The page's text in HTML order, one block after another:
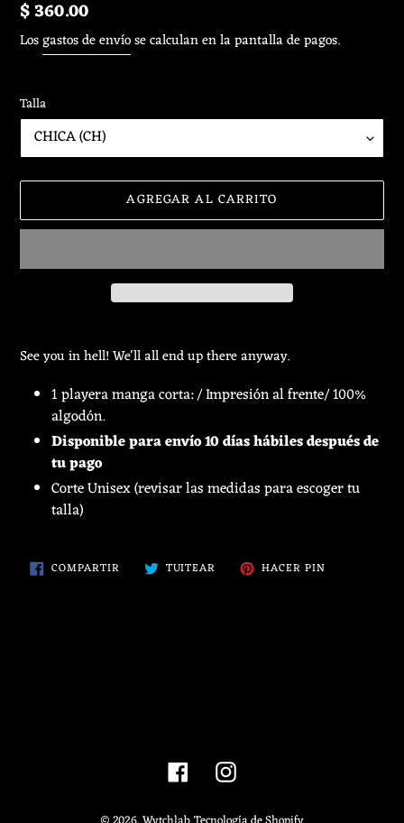
Precio
habitual
$ 360.00
Losgastos de envíose calculan en la pantalla de pagos.
Talla
AGREGAR AL CARRITO
el
producto
carrito
compra
See you in hell! We'll all end up there anyway.
1 playera manga corta: / Impresión al frente/ 100%
algodón.
Disponible para envío 10 días hábiles después de
tu pago
Corte Unisex (revisar las medidas para escoger tu
talla)
COMPARTIRCOMPARTIR
EN TUITEAR TUITEARHACER PINPINEAR
FacebookInstagram